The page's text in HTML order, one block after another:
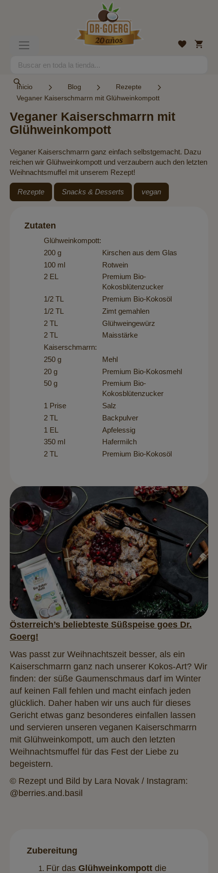
Search
Lista
Mi
cesta
Inicio Blog
Rezepte
Veganer Kaiserschmarrn mit Glühweinkompott
Veganer Kaiserschmarrn mit
Glühweinkompott
Veganer Kaiserschmarrn ganz einfach selbstgemacht. Dazu
reichen wir Glühweinkompott und verzaubern auch den letzten
Weihnachtsmuffel mit unserem Rezept!
Rezepte Snacks & Desserts vegan
Zutaten
Glühweinkompott:
200 g
Kirschen aus dem Glas
100 ml
Rotwein
2 EL
Premium Bio-
Kokosblütenzucker
1/2 TL
Premium Bio-Kokosöl
1/2 TL
Zimt gemahlen
2 TL
Glühweingewürz
2 TL
Maisstärke
Kaiserschmarrn:
250 g
Mehl
20 g
Premium Bio-Kokosmehl
50 g
Premium Bio-
Kokosblütenzucker
1 Prise
Salz
2 TL
Backpulver
1 EL
Apfelessig
350 ml
Hafermilch
2 TL
Premium Bio-Kokosöl
Österreich’s beliebteste Süßspeise goes Dr.
Goerg!
Was passt zur Weihnachtszeit besser, als ein
Kaiserschmarrn ganz nach unserer Kokos-Art? Wir
finden: der süße Gaumenschmaus darf im Winter
auf keinen Fall fehlen und macht einfach jeden
glücklich. Daher haben wir uns auch für dieses
Gericht etwas ganz besonderes einfallen lassen
und servieren unseren veganen Kaiserschmarrn
mit Glühweinkompott, um auch den letzten
Weihnachtsmuffel für das Fest der Liebe zu
begeistern.
© Rezept und Bild by Lara Novak / Instagram:
@berries.and.basil
Zubereitung
Für das Glühweinkompott die